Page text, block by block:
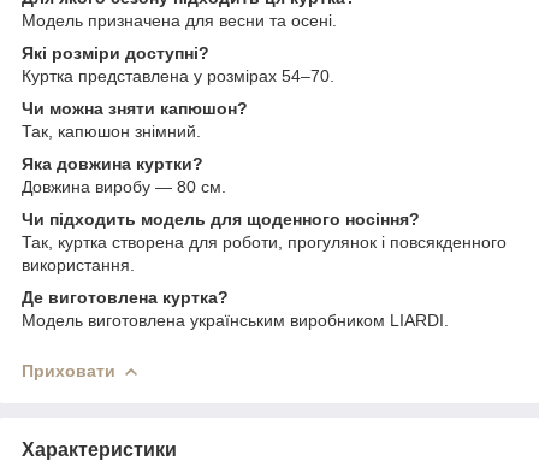
Модель призначена для весни та осені.
Які розміри доступні?
Куртка представлена у розмірах 54–70.
Чи можна зняти капюшон?
Так, капюшон знімний.
Яка довжина куртки?
Довжина виробу — 80 см.
Чи підходить модель для щоденного носіння?
Так, куртка створена для роботи, прогулянок і повсякденного
використання.
Де виготовлена куртка?
Модель виготовлена українським виробником LIARDI.
Приховати
Характеристики